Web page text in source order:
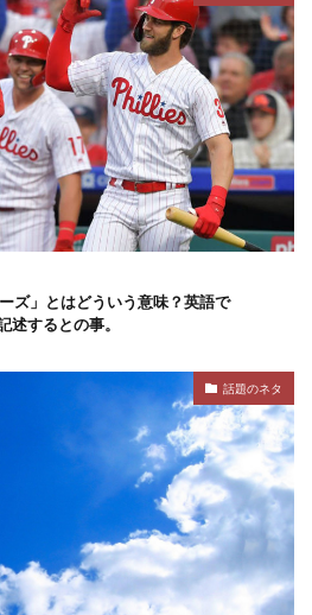
ズ」とはどういう意味？英語で
するとの事。
話題のネタ